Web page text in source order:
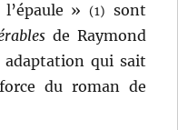
l’épaule »(1)
sont
de Raymond
qui sait
du roman de